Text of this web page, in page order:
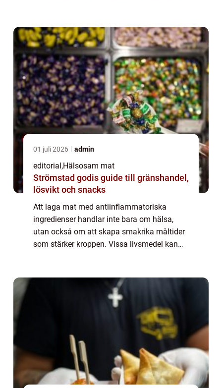
01 juli 2026 admin
editorial,Hälsosam mat
Strömstad godis guide till gränshandel,
lösvikt och snacks
Att laga mat med antiinflammatoriska
ingredienser handlar inte bara om hälsa,
utan också om att skapa smakrika måltider
som stärker kroppen. Vissa livsmedel kan